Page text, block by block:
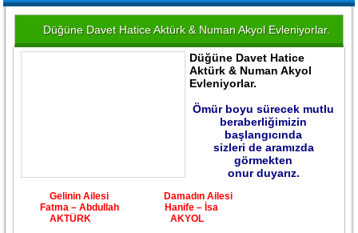
Düğüne Davet Hatice Aktürk & Numan Akyol Evleniyorlar.
Düğüne Davet Hatice
Aktürk & Numan Akyol
Evleniyorlar.
Ömür boyu sürecek mutlu
beraberliğimizin
başlangıcında
sizleri de aramızda
görmekten
onur duyarız.
Gelinin Ailesi Damadın Ailesi
Fatma – Abdullah Hanife – İsa
AKTÜRK AKYOL